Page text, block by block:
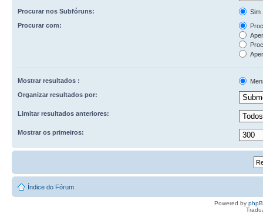
Procurar nos Subfóruns:
Sim
Procurar com:
Mostrar resultados :
Organizar resultados por:
Limitar resultados anteriores:
Mostrar os primeiros:
Índice do Fórum
Powered by